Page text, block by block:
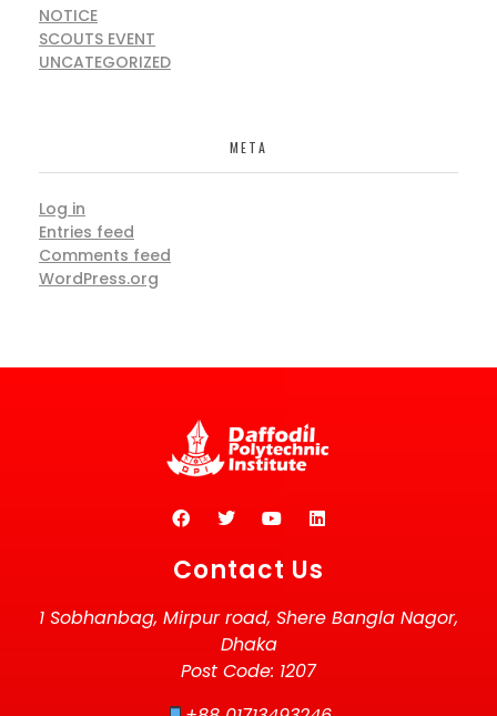
NOTICE
SCOUTS EVENT
UNCATEGORIZED
META
Log in
Entries feed
Comments feed
WordPress.org
Contact Us
1 Sobhanbag, Mirpur road, Shere Bangla Nagor,
Dhaka
Post Code: 1207